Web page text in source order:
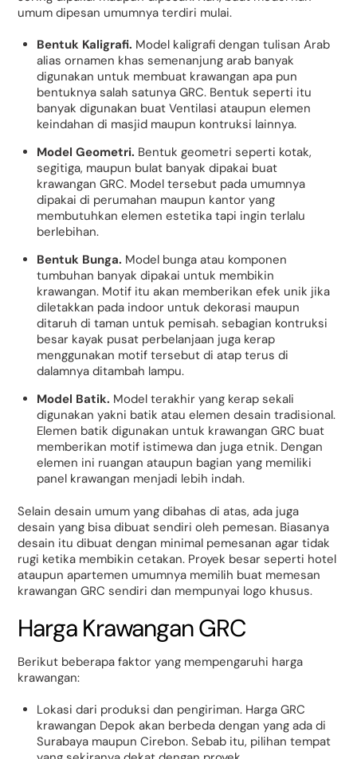
umum dipesan umumnya terdiri mulai.
Bentuk Kaligrafi. Model kaligrafi dengan tulisan Arab
alias ornamen khas semenanjung arab banyak
digunakan untuk membuat krawangan apa pun
bentuknya salah satunya GRC. Bentuk seperti itu
banyak digunakan buat Ventilasi ataupun elemen
keindahan di masjid maupun kontruksi lainnya.
Model Geometri. Bentuk geometri seperti kotak,
segitiga, maupun bulat banyak dipakai buat
krawangan GRC. Model tersebut pada umumnya
dipakai di perumahan maupun kantor yang
membutuhkan elemen estetika tapi ingin terlalu
berlebihan.
Bentuk Bunga. Model bunga atau komponen
tumbuhan banyak dipakai untuk membikin
krawangan. Motif itu akan memberikan efek unik jika
diletakkan pada indoor untuk dekorasi maupun
ditaruh di taman untuk pemisah. sebagian kontruksi
besar kayak pusat perbelanjaan juga kerap
menggunakan motif tersebut di atap terus di
dalamnya ditambah lampu.
Model Batik. Model terakhir yang kerap sekali
digunakan yakni batik atau elemen desain tradisional.
Elemen batik digunakan untuk krawangan GRC buat
memberikan motif istimewa dan juga etnik. Dengan
elemen ini ruangan ataupun bagian yang memiliki
panel krawangan menjadi lebih indah.
Selain desain umum yang dibahas di atas, ada juga
desain yang bisa dibuat sendiri oleh pemesan. Biasanya
desain itu dibuat dengan minimal pemesanan agar tidak
rugi ketika membikin cetakan. Proyek besar seperti hotel
ataupun apartemen umumnya memilih buat memesan
krawangan GRC sendiri dan mempunyai logo khusus.
Harga Krawangan GRC
Berikut beberapa faktor yang mempengaruhi harga
krawangan:
Lokasi dari produksi dan pengiriman. Harga GRC
krawangan Depok akan berbeda dengan yang ada di
Surabaya maupun Cirebon. Sebab itu, pilihan tempat